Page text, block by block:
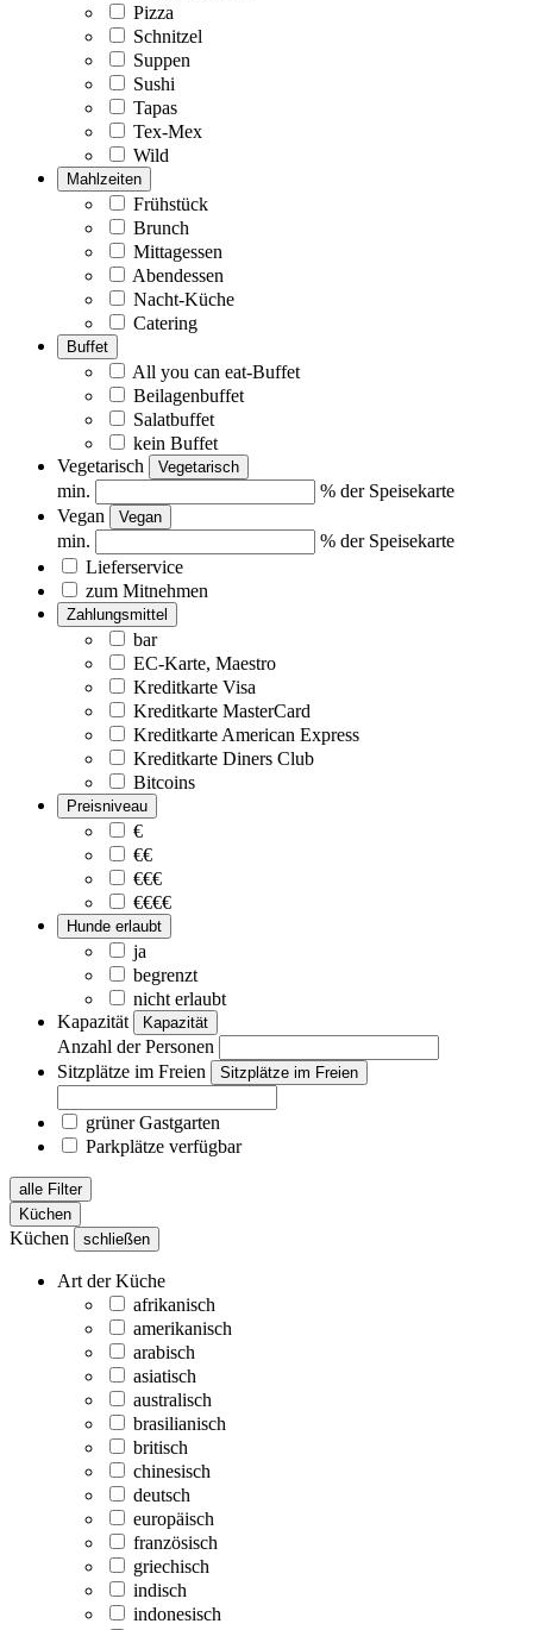
Pizza
Schnitzel
Suppen
Sushi
Tapas
Tex-Mex
Wild
Mahlzeiten
Frühstück
Brunch
Mittagessen
Abendessen
Nacht-Küche
Catering
Buffet
All you can eat-Buffet
Beilagenbuffet
Salatbuffet
kein Buffet
Vegetarisch
Vegetarisch
min.
% der Speisekarte
Vegan
Vegan
min.
% der Speisekarte
Lieferservice
zum Mitnehmen
Zahlungsmittel
bar
EC-Karte, Maestro
Kreditkarte Visa
Kreditkarte MasterCard
Kreditkarte American Express
Kreditkarte Diners Club
Bitcoins
Preisniveau
€
€€
€€€
€€€€
Hunde erlaubt
ja
begrenzt
nicht erlaubt
Kapazität
Kapazität
Anzahl der Personen
Sitzplätze im Freien
Sitzplätze im Freien
grüner Gastgarten
Parkplätze verfügbar
alle Filter
Küchen
Küchen schließen
Art der Küche
afrikanisch
amerikanisch
arabisch
asiatisch
australisch
brasilianisch
britisch
chinesisch
deutsch
europäisch
französisch
griechisch
indisch
indonesisch